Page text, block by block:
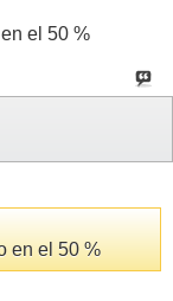
el 50 %
en el 50 %